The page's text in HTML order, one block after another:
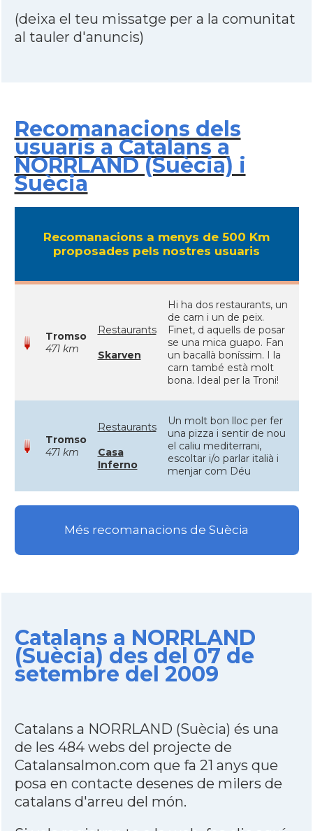
(deixa el teu missatge per a la comunitat
al tauler d'anuncis)
Recomanacions dels
usuaris a Catalans a
NORRLAND (Suècia) i
Suècia
Recomanacions a menys de 500 Km
proposades pels nostres usuaris
Tromso
471 km
Restaurants
Skarven
Hi ha dos restaurants, un
de carn i un de peix.
Finet, d aquells de posar
se una mica guapo. Fan
un bacallà boníssim. I la
carn també està molt
bona. Ideal per la Troni!
Tromso
471 km
Restaurants
Casa
Inferno
Un molt bon lloc per fer
una pizza i sentir de nou
el caliu mediterrani,
escoltar i/o parlar italià i
menjar com Déu
Més recomanacions de Suècia
Catalans a NORRLAND
(Suècia) des del 07 de
setembre del 2009
Catalans a NORRLAND (Suècia) és una
de les 484 webs del projecte de
Catalansalmon.com que fa 21 anys que
posa en contacte desenes de milers de
catalans d'arreu del món.